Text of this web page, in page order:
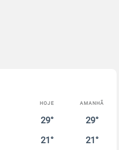
HOJE AMANHÃ
29° 29°
21° 21°